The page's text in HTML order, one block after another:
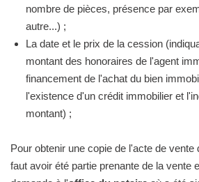
nombre de pièces, présence par
autre...) ;
La date et le prix de la cession
montant des honoraires de l'agent
financement de l'achat du bien
l'existence d'un crédit immobilier et
montant) ;
Pour obtenir une copie de l'acte de vente
faut avoir été partie prenante de la vente